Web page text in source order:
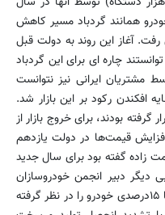
خودرو همانند گردباد مسیر کاهش
آغاز این روند به دولت قبل
چاره ای برای این گردباد
مشتریان ایرانی نیز نتوانست
افکندن رکود بر این بازار شد.
بودند، برای خروج بازار از
قیمت‌ها در دولت یازدهم
زاده گفته بود برای سال جدید
دبیر انجمن خودروسازان
گفته بود که برای سال جدید افزایش ۱۰ تا ۱۵درصدی خودرو را در نظر گرفته